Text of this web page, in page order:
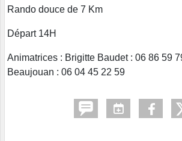
Rando douce de 7 Km
Départ 14H
Animatrices : Brigitte Baudet : 06 86 59
Beaujouan : 06 04 45 22 59